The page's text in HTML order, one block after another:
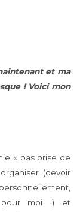
et ma
! Voici mon
« pas prise de
(devoir
moi !) et